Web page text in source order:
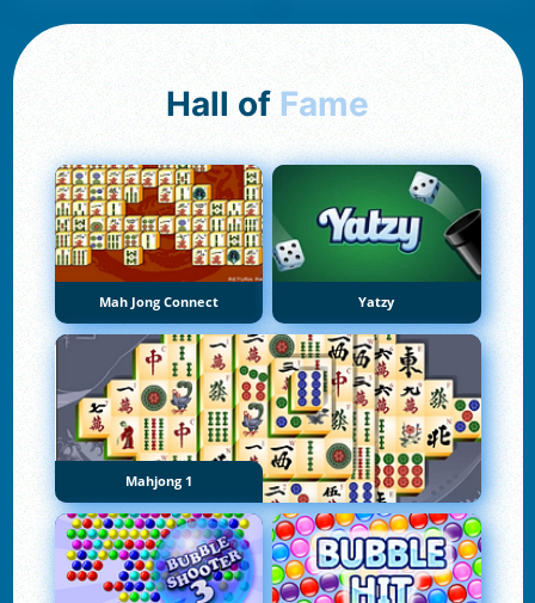
Hall of Fame
Mah Jong Connect Yatzy
Mahjong 1